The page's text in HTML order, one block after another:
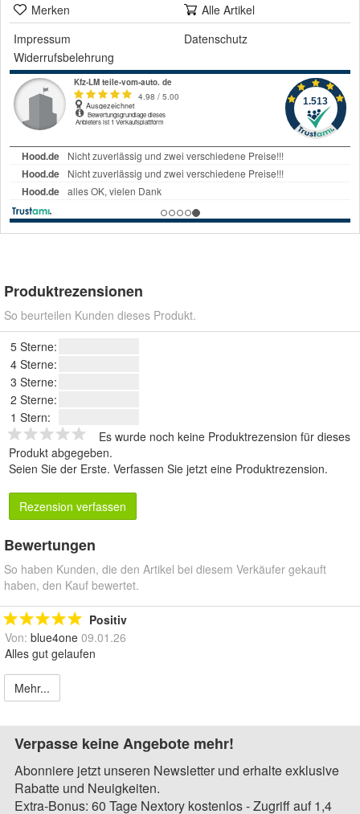
Merken
Alle Artikel
Impressum
Datenschutz
Widerrufsbelehrung
Produktrezensionen
So beurteilen Kunden dieses Produkt.
5 Sterne:
4 Sterne:
3 Sterne:
2 Sterne:
1 Stern:
Es wurde noch keine Produktrezension für dieses
Produkt abgegeben.
Seien Sie der Erste. Verfassen Sie jetzt eine Produktrezension.
Rezension verfassen
Bewertungen
So haben Kunden, die den Artikel bei diesem Verkäufer gekauft
haben, den Kauf bewertet.
Positiv
Von: blue4one 09.01.26
Alles gut gelaufen
Mehr...
Verpasse keine Angebote mehr!
Abonniere jetzt unseren Newsletter und erhalte exklusive
Rabatte und Neuigkeiten.
Extra-Bonus: 60 Tage Nextory kostenlos - Zugriff auf 1,4